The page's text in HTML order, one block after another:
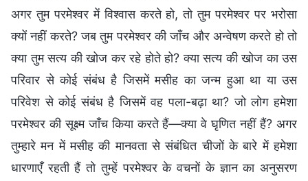
अगर तुम परमेश्वर में विश्वास करते हो, तो तुम परमेश्वर पर भरोसा
क्यों नहीं करते? जब तुम परमेश्वर की जाँच और अन्वेषण करते हो तो
क्या तुम सत्य की खोज कर रहे होते हो? क्या सत्य की खोज का उस
परिवार से कोई संबंध है जिसमें मसीह का जन्म हुआ था या उस
परिवेश से कोई संबंध है जिसमें वह पला-बढ़ा था? जो लोग हमेशा
परमेश्वर की सूक्ष्म जाँच किया करते हैं—क्या वे घृणित नहीं हैं? अगर
तुम्हारे मन में मसीह की मानवता से संबंधित चीजों के बारे में हमेशा
धारणाएँ रहती हैं तो तुम्हें परमेश्वर के वचनों के ज्ञान का अनुसरण